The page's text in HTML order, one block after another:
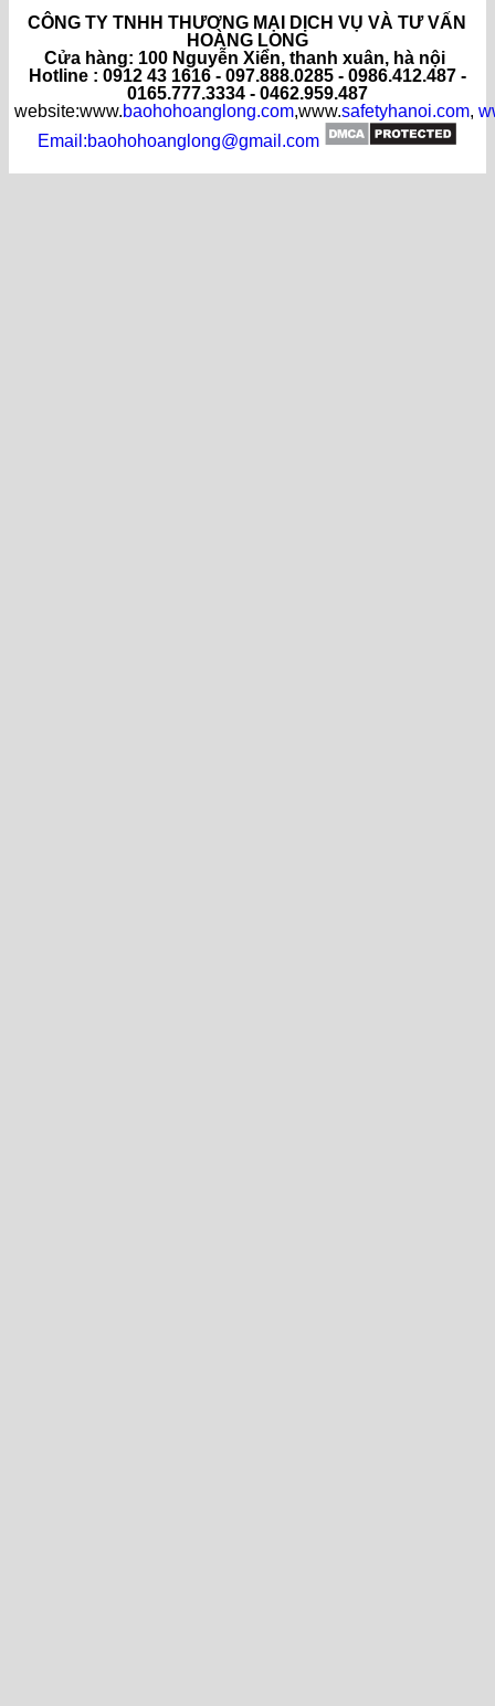
CÔNG TY TNHH THƯƠNG MẠI DỊCH VỤ VÀ TƯ VẤN
HOÀNG LONG
Cửa hàng: 100 Nguyễn Xiển, thanh xuân, hà nội
Hotline : 0912 43 1616 - 097.888.0285 - 0986.412.487 -
0165.777.3334 - 0462.959.487
website:www.baohohoanglong.com,www.safetyhanoi.com,
Email:baohohoanglong@gmail.com